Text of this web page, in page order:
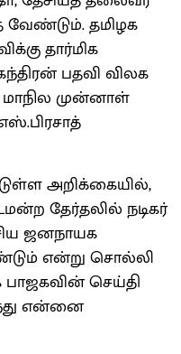
வேண்டும். தமிழக
தார்மிக
பதவி விலக
முன்னாள்
அறிக்கையில்,
தேர்தலில் நடிகர்
ஜனநாயக
என்று சொல்லி
செய்தி
என்னை